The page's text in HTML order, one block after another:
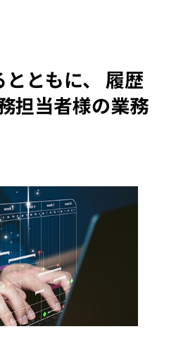
ともに、 履歴
担当者様の業務